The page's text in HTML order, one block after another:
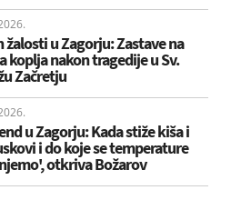
žalosti u Zagorju: Zastave na
koplja nakon tragedije u Sv.
Začretju
u Zagorju: Kada stiže kiša i
i do koje se temperature
otkriva Božarov